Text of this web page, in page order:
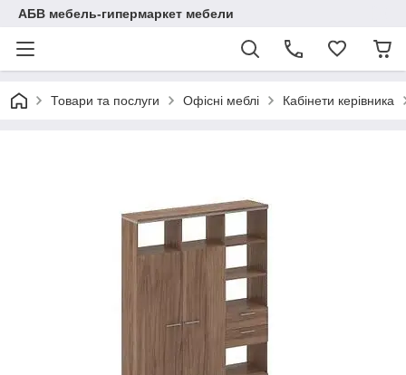
АБВ мебель-гипермаркет мебели
Товари та послуги Офісні меблі Кабінети керівника